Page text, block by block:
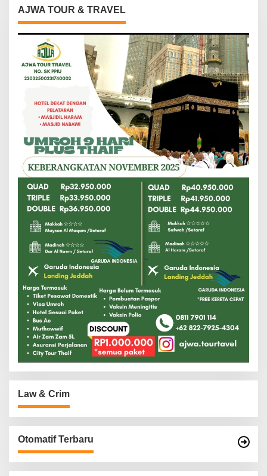
AJWA TOUR & TRAVEL
Law & Crim
Otomatif Terbaru